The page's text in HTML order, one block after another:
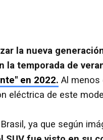
la nueva
la temporada de
en 2022. Al menos
eléctrica de este
ya que según